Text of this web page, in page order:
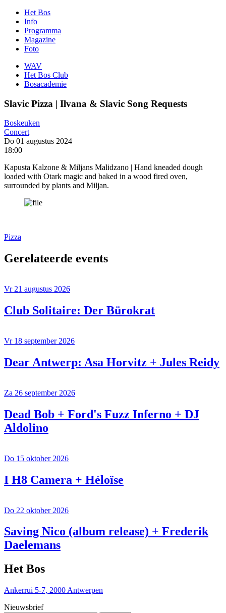
Het Bos
Info
Programma
Magazine
Foto
WAV
Het Bos Club
Bosacademie
Slavic Pizza | Ilvana & Slavic Song Requests
Boskeuken
Concert
Do 01 augustus 2024
18:00
Kapusta Kalzone & Miljans Malidzano | Hand kneaded dough
loaded with Otark magic and baked in a wood fired oven,
surrounded by plants and Miljan.
Pizza
Gerelateerde events
Vr 21 augustus 2026
Club Solitaire: Der Bürokrat
Vr 18 september 2026
Dear Antwerp: Asa Horvitz + Jules Reidy
Za 26 september 2026
Dead Bob + Ford's Fuzz Inferno + DJ
Aldolino
Do 15 oktober 2026
I H8 Camera + Héloïse
Do 22 oktober 2026
Saving Nico (album release) + Frederik
Daelemans
Het Bos
Ankerrui 5-7, 2000 Antwerpen
Nieuwsbrief